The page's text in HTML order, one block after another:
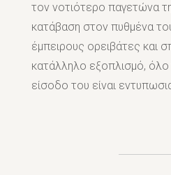
τον νοτιότερο παγετώνα
κατάβαση στον πυθμένα
έμπειρους ορειβάτες και
κατάλληλο εξοπλισμό,
είσοδο του είναι